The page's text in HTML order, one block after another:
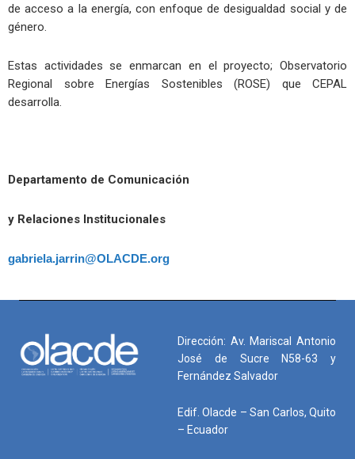
de acceso a la energía, con enfoque de desigualdad social y de
género.
Estas actividades se enmarcan en el proyecto; Observatorio
Regional sobre Energías Sostenibles (ROSE) que CEPAL
desarrolla.
Departamento de Comunicación
y Relaciones Institucionales
gabriela.jarrin@OLACDE.org
Dirección: Av. Mariscal Antonio
José de Sucre N58-63 y
Fernández Salvador
Edif. Olacde – San Carlos, Quito
– Ecuador